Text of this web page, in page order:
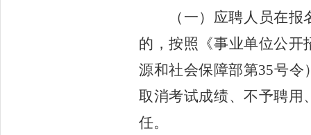
（一）应聘人员在
的，按照《事业单位公开
源和社会保障部第35号令
取消考试成绩、不予聘用
任。